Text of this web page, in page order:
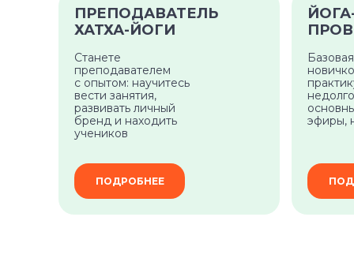
ПРЕПОДАВАТЕЛЬ
ХАТХА-ЙОГИ
Станете
преподавателем
с опытом: научитесь
вести занятия,
развивать личный
бренд и находить
учеников
ПОДРОБНЕЕ
эфиры,